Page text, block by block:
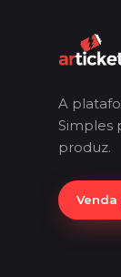
A
Simples
produz.